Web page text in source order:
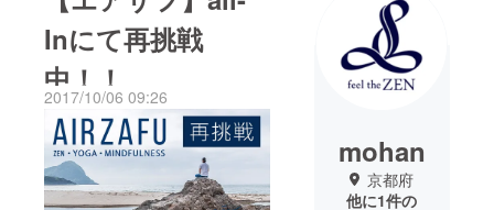
Inにて再挑戦
中！！
2017/10/06 09:26
mohan
京都府
他に1件の